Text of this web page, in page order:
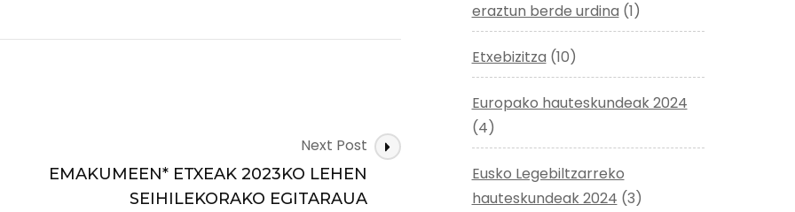
Next Post
EMAKUMEEN* ETXEAK 2023KO LEHEN
SEIHILEKORAKO EGITARAUA
eraztun berde urdina (1)
Etxebizitza (10)
Europako hauteskundeak 2024
(4)
Eusko Legebiltzarreko
hauteskundeak 2024 (3)